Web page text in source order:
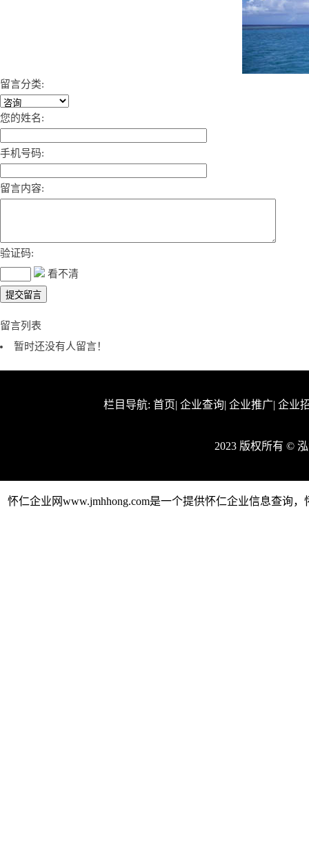
留言分类:
您的姓名:
手机号码:
留言内容:
验证码:
看不清
留言列表
暂时还没有人留言！
栏目导航: 首页| 企业查询| 企业推广| 企业
2023 版权所有 ©
怀仁企业网www.jmhhong.com是一个提供怀仁企业信息查询